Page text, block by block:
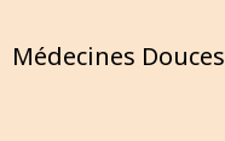
Médecines Douces